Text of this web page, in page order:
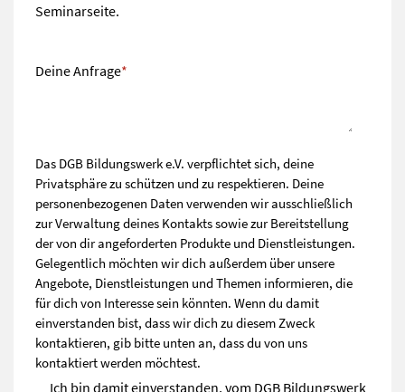
Seminarseite.
Deine Anfrage*
Das DGB Bildungswerk e.V. verpflichtet sich, deine
Privatsphäre zu schützen und zu respektieren. Deine
personenbezogenen Daten verwenden wir ausschließlich
zur Verwaltung deines Kontakts sowie zur Bereitstellung
der von dir angeforderten Produkte und Dienstleistungen.
Gelegentlich möchten wir dich außerdem über unsere
Angebote, Dienstleistungen und Themen informieren, die
für dich von Interesse sein könnten. Wenn du damit
einverstanden bist, dass wir dich zu diesem Zweck
kontaktieren, gib bitte unten an, dass du von uns
kontaktiert werden möchtest.
Ich bin damit einverstanden, vom DGB Bildungswerk